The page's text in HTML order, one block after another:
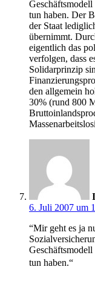
tun haben. Der
der Staat
übernimmt.
eigentlich das
verfolgen, dass
Solidarprinzip
den allgemein
30% (rund 800
6. Juli 2007 um
“Mir geht es ja
tun haben.“